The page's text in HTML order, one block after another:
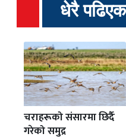
धेरै
चराहरूको संसारमा छिर्दै
गरेको समुद्र